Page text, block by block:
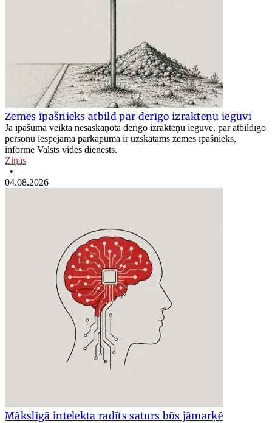
Zemes īpašnieks atbild par derīgo izrakteņu ieguvi
Ja īpašumā veikta nesaskaņota derīgo izrakteņu ieguve, par atbildīgo
personu iespējamā pārkāpumā ir uzskatāms zemes īpašnieks,
informē Valsts vides dienests.
Ziņas
•
04.08.2026
Mākslīgā intelekta radīts saturs būs jāmarķē